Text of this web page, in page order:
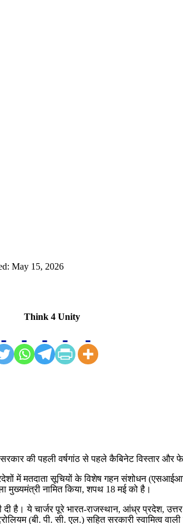
May 15, 2026
Think 4 Unity
सरकार की पहली वर्षगांठ से पहले कैबिनेट
में मतदाता सूचियों के विशेष गहन संशोधन
नामित किया, शपथ 18 मई को है।
है। ये चार्जर पूरे भारत-राजस्थान, आंध्र प्रदेश,
(बी. पी. सी. एल.) सहित सरकारी स्वामित्व